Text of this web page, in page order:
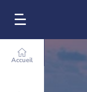
Accueil